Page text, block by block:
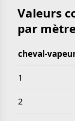
Valeurs
par
Valeurs
cheval-
1
2